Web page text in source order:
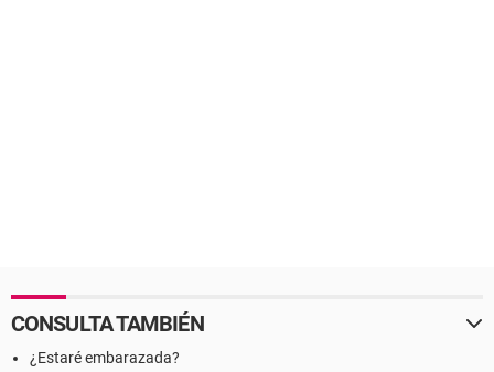
CONSULTA TAMBIÉN
¿Estaré embarazada?